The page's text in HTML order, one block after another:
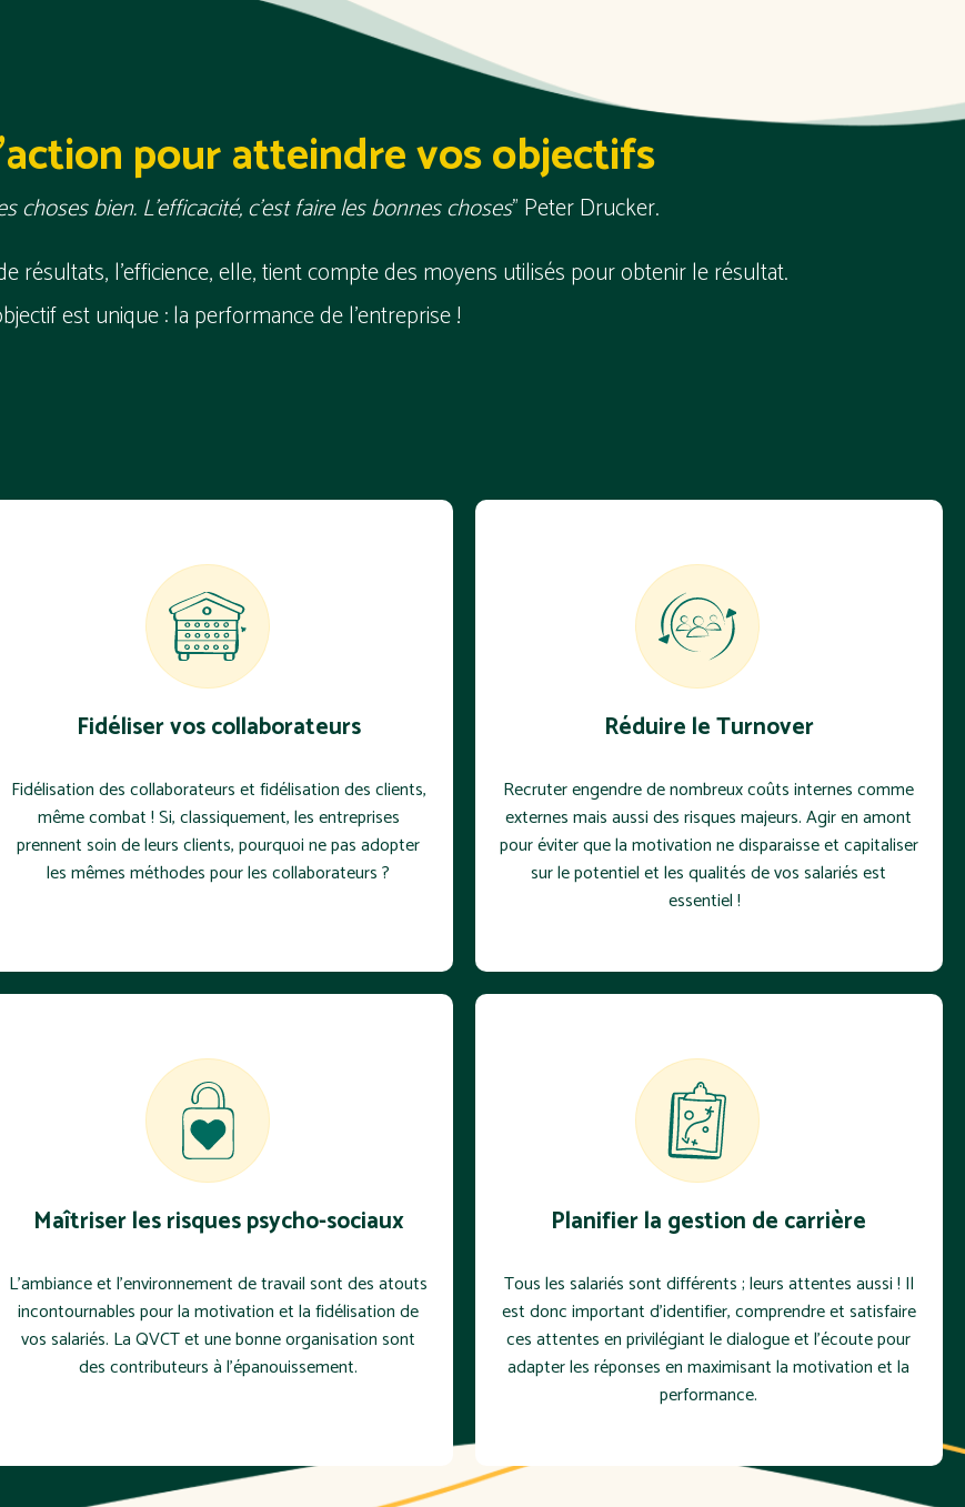
pour atteindre vos objectifs
choses bien. L’efficacité, c’est faire les bonnes choses” Peter Drucker.
résultats, l'efficience, elle, tient compte des moyens utilisés pour obtenir le résultat.
est unique : la performance de l’entreprise !
Fidéliser vos collaborateurs
Fidélisation des collaborateurset fidélisation des clients,
même combat ! Si, classiquement, les entreprises
prennent soin de leurs clients, pourquoi ne pas adopter
les mêmes méthodes pour les collaborateurs ?
Réduire le Turnover
Recruter engendre de nombreux coûts internes comme
externes mais aussi des risques majeurs. Agir en amont
pour éviter que la motivation ne disparaisse et capitaliser
sur le potentiel et les qualités de vos salariés est
essentiel !
Maîtriser les risques psycho-sociaux
L’ambiance et l'environnement de travail sont des atouts
incontournables pour la motivation et la fidélisation de
vos salariés. La QVCT et une bonne organisation sont
des contributeurs à l'épanouissement.
Planifier la gestion de carrière
Tous les salariés sont différents ; leurs attentes aussi ! Il
est donc important d'identifier, comprendre et satisfaire
ces attentes en privilégiant le dialogue et l’écoute pour
adapter les réponses en maximisant la motivation et la
performance.